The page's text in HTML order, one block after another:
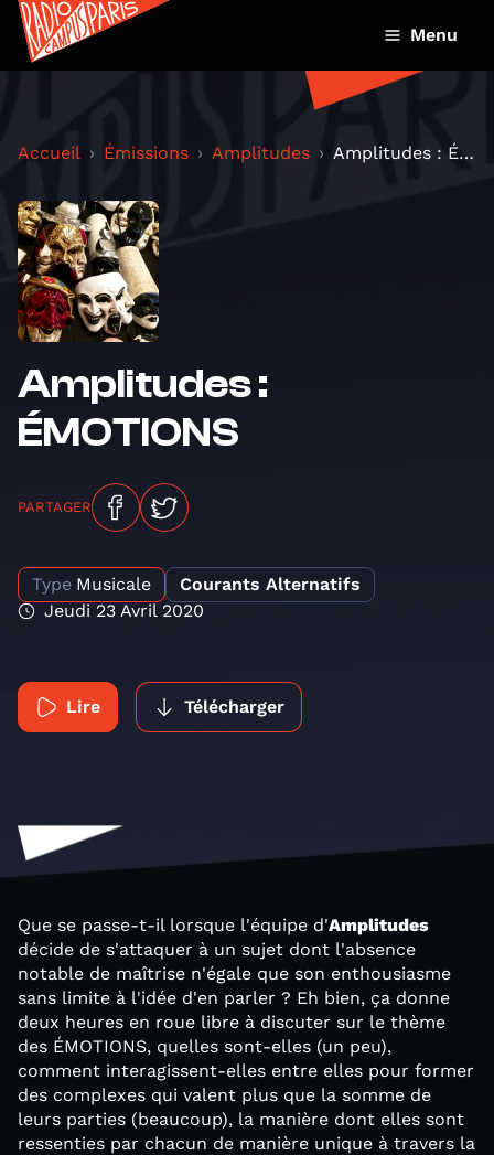
Menu
Accueil Émissions Amplitudes Amplitudes : ÉMOTIONS
Amplitudes :
ÉMOTIONS
PARTAGER
Type Musicale
Courants Alternatifs
Jeudi 23 Avril 2020
Lire Télécharger
Que se passe-t-il lorsque l'équipe d'Amplitudes
décide de s'attaquer à un sujet dont l'absence
notable de maîtrise n'égale que son enthousiasme
sans limite à l'idée d'en parler ? Eh bien, ça donne
deux heures en roue libre à discuter sur le thème
des ÉMOTIONS, quelles sont-elles (un peu),
comment interagissent-elles entre elles pour former
des complexes qui valent plus que la somme de
leurs parties (beaucoup), la manière dont elles sont
ressenties par chacun de manière unique à travers la